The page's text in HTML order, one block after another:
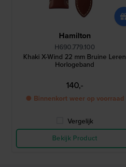
Hamilton
H690.779.100
Khaki X-Wind 22 mm Bruine Leren
Horlogeband
140,-
● Binnenkort weer op voorraad
Vergelijk
Bekijk Product